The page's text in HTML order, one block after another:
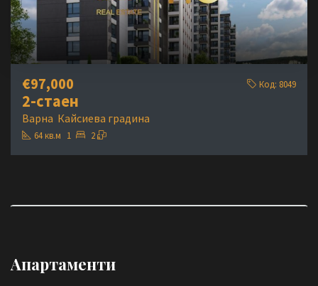
€97,000 Код: 8049
2-стаен
Варна Кайсиева градина
64 кв.м 1 2
Апартаменти